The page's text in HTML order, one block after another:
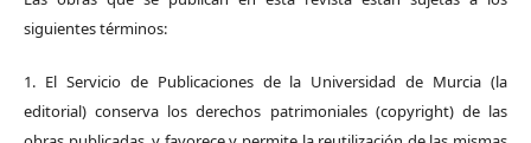
siguientes términos:
1. El Servicio de Publicaciones de la Universidad de Murcia (la
editorial) conserva los derechos patrimoniales (copyright) de las